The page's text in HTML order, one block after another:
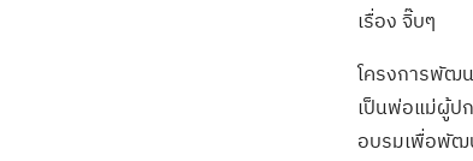
เรื่อง จิ๊บๆ
โครงการพัฒ
เป็นพ่อแม่ผู้ป
อบรมเพื่อพัฒ